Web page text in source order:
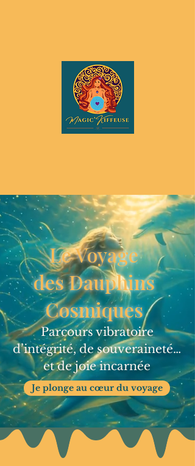
Le Voyage
des Dauphins
Cosmiques
Parcours vibratoire
d’intégrité, de souveraineté…
et de joie incarnée
Je plonge au cœur du voyage